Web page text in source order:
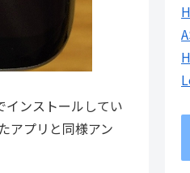
インストールしてい
アプリと同様アン